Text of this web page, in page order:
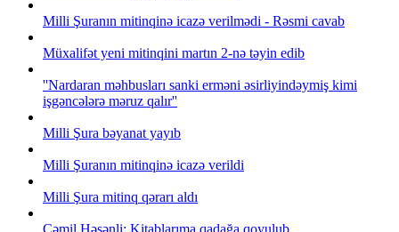
Milli Şuranın mitinqinə icazə verilmədi - Rəsmi cavab
Müxalifət yeni mitinqini martın 2-nə təyin edib
''Nardaran məhbusları sanki erməni əsirliyindəymiş kimi
işgəncələrə məruz qalır''
Milli Şura bəyanat yayıb
Milli Şuranın mitinqinə icazə verildi
Milli Şura mitinq qərarı aldı